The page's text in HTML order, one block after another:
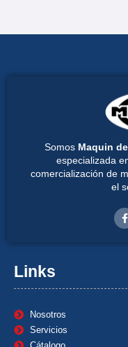
Somos Maquin
especializada
comercialización de
el
Links
Nosotros
Servicios